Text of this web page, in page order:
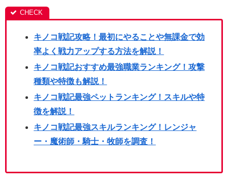
キノコ戦記攻略！最初にやることや無課金で効
率よく戦力アップする方法を解説！
キノコ戦記おすすめ最強職業ランキング！攻撃
種類や特徴も解説！
キノコ戦記最強ペットランキング！スキルや特
徴を解説！
キノコ戦記最強スキルランキング！レンジャ
ー・魔術師・騎士・牧師を調査！